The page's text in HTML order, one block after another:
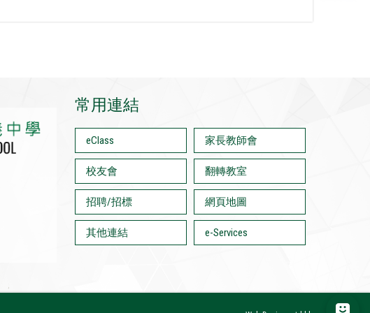
常用連結
eClass 家長教師會
校友會 翻轉教室
招聘/招標 網頁地圖
其他連結 e-Services